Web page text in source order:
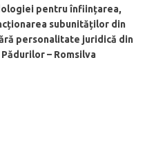
pentru înființarea,
subunităților din
personalitate juridică din
– Romsilva